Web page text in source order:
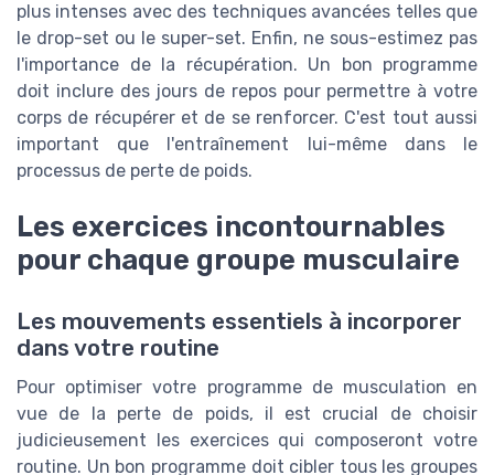
plus intenses avec des techniques avancées telles que
le drop-set ou le super-set. Enfin, ne sous-estimez pas
l'importance de la récupération. Un bon programme
doit inclure des jours de repos pour permettre à votre
corps de récupérer et de se renforcer. C'est tout aussi
important que l'entraînement lui-même dans le
processus de perte de poids.
Les exercices incontournables
pour chaque groupe musculaire
Les mouvements essentiels à incorporer
dans votre routine
Pour optimiser votre programme de musculation en
vue de la perte de poids, il est crucial de choisir
judicieusement les exercices qui composeront votre
routine. Un bon programme doit cibler tous les groupes